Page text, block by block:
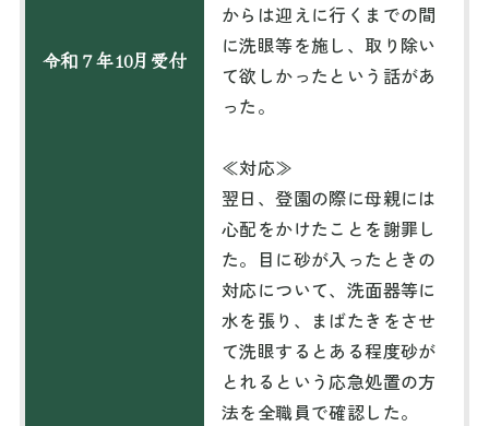
令和７年10月受付
からは迎えに行くまでの間
に洗眼等を施し、取り除い
て欲しかったという話があ
った。
≪対応≫
翌日、登園の際に母親には
心配をかけたことを謝罪し
た。目に砂が入ったときの
対応について、洗面器等に
水を張り、まばたきをさせ
て洗眼するとある程度砂が
とれるという応急処置の方
法を全職員で確認した。